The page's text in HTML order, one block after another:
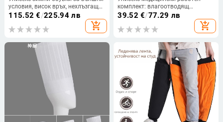
условия, висок връх, нехлъзгаща
се дебела подметка, полиестерна
материя, изолирани за студено
време, подходящи за планински
115.52 €/225.94 лв
add_shopping_cart
комплект: влагоотводящ
полиестер-еластан, V-образно
панталони, дължина 50–65 cm
39.52 €/77.29 лв
add_shopping_cart